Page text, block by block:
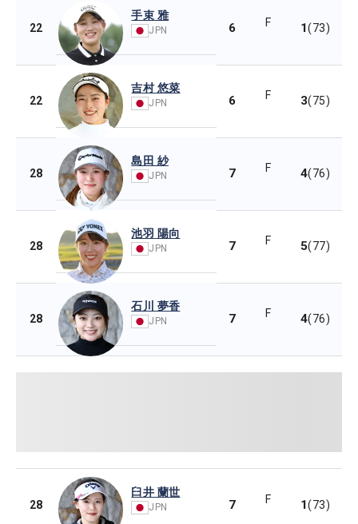
22
手束 雅
JPN 6 F 1(73)
22
吉村 悠菜
JPN 6 F 3(75)
28
島田 紗
JPN 7 F 4(76)
28
池羽 陽向
JPN 7 F 5(77)
28
石川 夢香
JPN 7 F 4(76)
28
臼井 蘭世
JPN 7 F 1(73)